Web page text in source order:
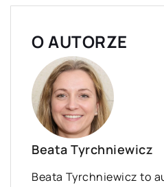
O AUTORZE
Beata Tyrchniewicz
Beata Tyrchniewicz to